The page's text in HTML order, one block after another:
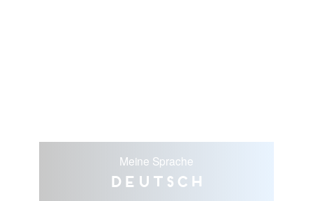
Meine Sprache
Deutsch